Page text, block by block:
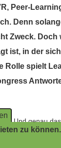
Peer-
Denn
Zweck.
ist, in der
Rolle spielt
Und genau
Erwartung,
zu